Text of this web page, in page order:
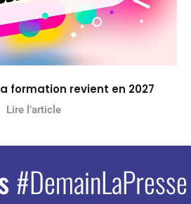
formation revient en 2027
Lire l’article
#DemainLaPresse